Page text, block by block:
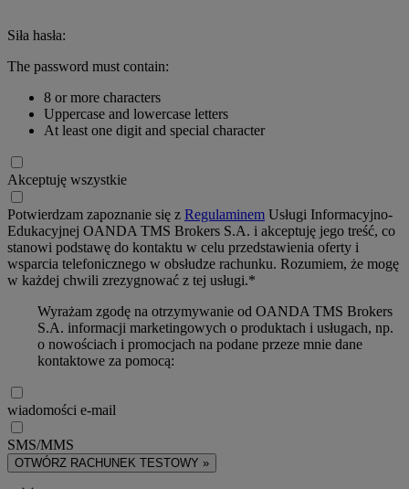
Siła hasła:
The password must contain:
8 or more characters
Uppercase and lowercase letters
At least one digit and special character
Akceptuję wszystkie
Potwierdzam zapoznanie się z Regulaminem Usługi Informacyjno-
Edukacyjnej OANDA TMS Brokers S.A. i akceptuję jego treść, co
stanowi podstawę do kontaktu w celu przedstawienia oferty i
wsparcia telefonicznego w obsłudze rachunku. Rozumiem, że mogę
w każdej chwili zrezygnować z tej usługi.*
Wyrażam zgodę na otrzymywanie od OANDA TMS Brokers
S.A. informacji marketingowych o produktach i usługach, np.
o nowościach i promocjach na podane przeze mnie dane
kontaktowe za pomocą:
wiadomości e-mail
SMS/MMS
OTWÓRZ RACHUNEK TESTOWY »